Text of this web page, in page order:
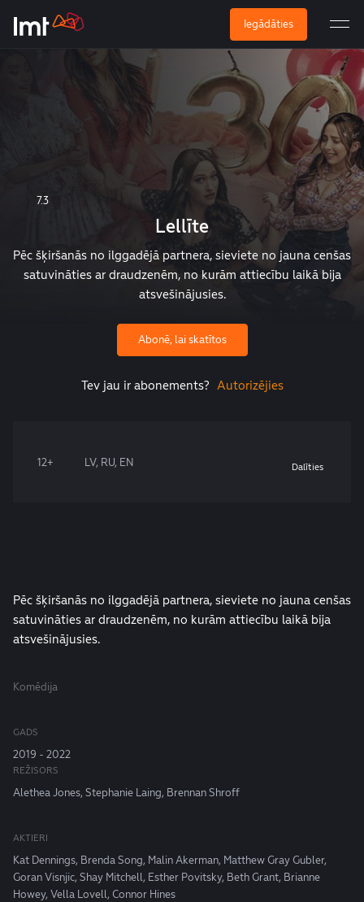
Iegādāties
7.3
Lellīte
Pēc šķiršanās no ilggadējā partnera, sieviete no jauna cenšas
satuvināties ar draudzenēm, no kurām attiecību laikā bija
atsvešinājusies.
Abonē, lai skatītos
Tev jau ir abonements? Autorizējies
12+ LV, RU, EN Dalīties
Pēc šķiršanās no ilggadējā partnera, sieviete no jauna cenšas
satuvināties ar draudzenēm, no kurām attiecību laikā bija
atsvešinājusies.
Komēdija
GADS
2019 - 2022
REŽISORS
Alethea Jones, Stephanie Laing, Brennan Shroff
AKTIERI
Kat Dennings, Brenda Song, Malin Akerman, Matthew Gray Gubler,
Goran Visnjic, Shay Mitchell, Esther Povitsky, Beth Grant, Brianne
Howey, Vella Lovell, Connor Hines